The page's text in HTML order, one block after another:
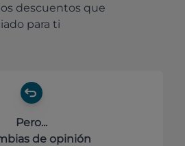
descuentos que
para ti
Pero...
de opinión